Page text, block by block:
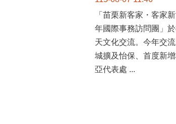
「苗栗新客家・客家
年國際事務訪問團」
天文化交流。今年交
城擴及怡保、首度新
亞代表處 ...